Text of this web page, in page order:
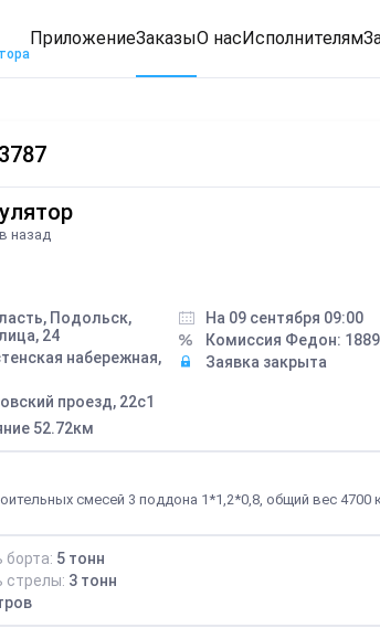
ПриложениеЗаказыО насИсполнителям
назад
Подольск,
24
набережная,
проезд, 22с1
52.72км
На 09 сентября 09:00
Комиссия Федон: 1889
Заявка закрыта
смесей 3 поддона 1*1,2*0,8, общий вес 4700
борта: 5 тонн
стрелы: 3 тонн